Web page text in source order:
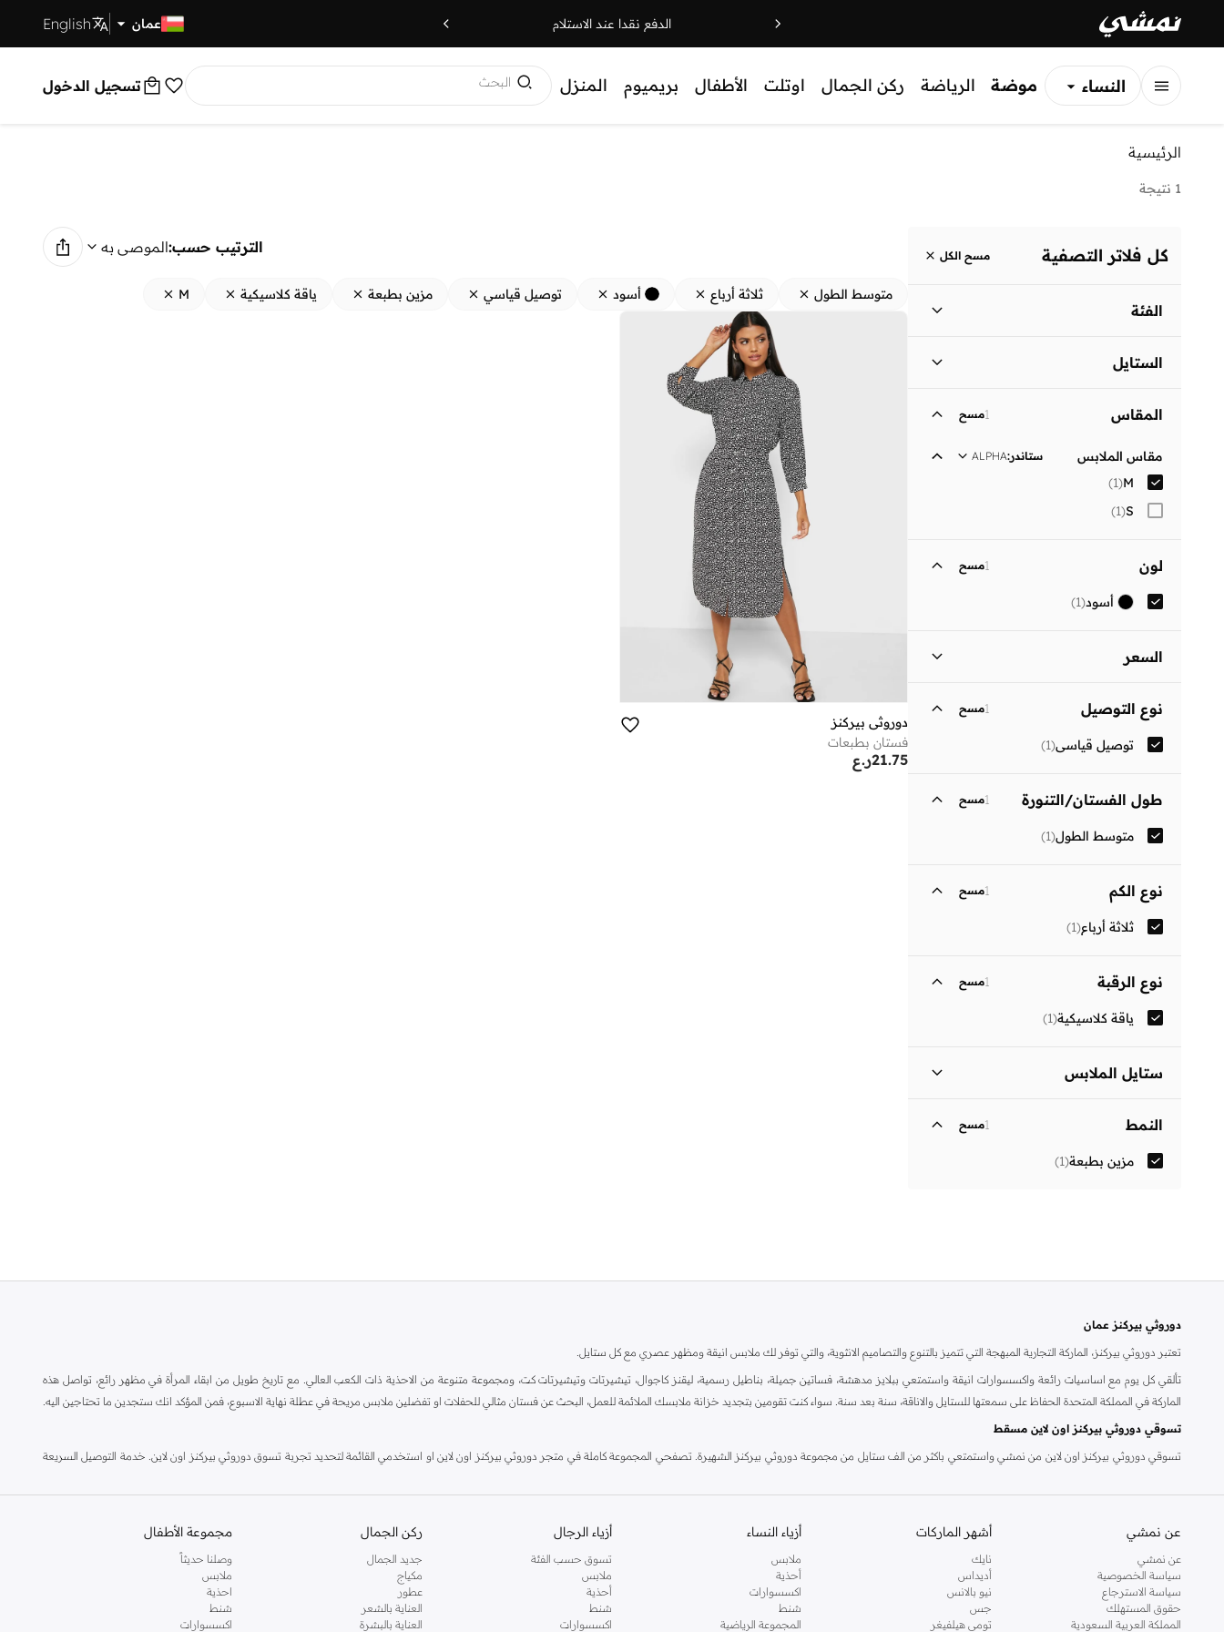
الدفع نقدا عند الاستلام عمان English
النساء
موضة الرياضة ركن الجمال اوتلت الأطفال بريميوم المنزل البحث تسجيل الدخول
الرئيسية
1 نتيجة
كل فلاتر التصفية مسح الكل
الفئة
نساء
الستايل
المقاس 1مسح
مقاس الملابس ستاندر:
ALPHA
M
(
1
)
S
(
1
)
لون 1مسح
أسود(
1
)
السعر
ر.ع
انطلق
نوع التوصيل 1مسح
توصيل قياسي(
1
)
طول الفستان/التنورة 1مسح
متوسط الطول(
1
)
نوع الكم 1مسح
ثلاثة أرباع(
1
)
نوع الرقبة 1مسح
ياقة كلاسيكية(
1
)
ستايل الملابس
النمط 1مسح
مزين بطبعة(
1
)
الترتيب حسب:الموصى به
متوسط الطول ثلاثة أرباع أسود توصيل قياسي مزين بطبعة ياقة كلاسيكية M
دوروثي بيركنز
فستان بطبعات
ر.ع21.75
دوروثي بيركنز عمان
تعتبر دوروثي بيركنز، الماركة التجارية المبهجة التي تتميز بالتنوع والتصاميم الانثوية، والتي توفر لك ملابس انيقة ومظهر عصري مع كل ستايل.
تألقي كل يوم مع اساسيات رائعة واكسسوارات انيقة واستمتعي ببلايز مدهشة، فساتين جميلة، بناطيل رسمية، ليقنز كاجوال، تيشيرتات وتيشيرتات كت، ومجموعة متنوعة من الاحذية ذات الكعب العالي. مع تاريخ طويل من ابقاء المرأة في مظهر رائع، تواصل هذه
الماركة في المملكة المتحدة الحفاظ على سمعتها للستايل والاناقة، سنة بعد سنة. سواء كنت تقومين بتجديد خزانة ملابسك الملائمة للعمل، البحث عن فستان مثالي للحفلات او تفضلين ملابس مريحة في عطلة نهاية الاسبوع، فمن المؤكد انك ستجدين ما تحتاجين اليه.
تسوقي دوروثي بيركنز اون لاين مسقط
تسوقي دوروثي بيركنز اون لاين من نمشي واستمتعي باكثر من الف ستايل من مجموعة دوروثي بيركنز الشهيرة. تصفحي المجموعة كاملة في متجر دوروثي بيركنز اون لاين او استخدمي القائمة لتحديد تجربة تسوق دوروثي بيركنز اون لاين. خدمة التوصيل السريعة
عن نمشي
عن نمشي
سياسة الخصوصية
سياسة الاسترجاع
حقوق المستهلك
المملكة العربية السعودية
أشهر الماركات
نايك
أديداس
نيو بالانس
جس
تومي هيلفيغر
أزياء النساء
ملابس
أحذية
اكسسوارات
شنط
المجموعة الرياضية
أزياء الرجال
تسوق حسب الفئة
ملابس
أحذية
شنط
اكسسوارات
ركن الجمال
جديد الجمال
مكياج
عطور
العناية بالشعر
العناية بالبشرة
مجموعة الأطفال
وصلنا حديثاً
ملابس
احذية
شنط
اكسسوارات